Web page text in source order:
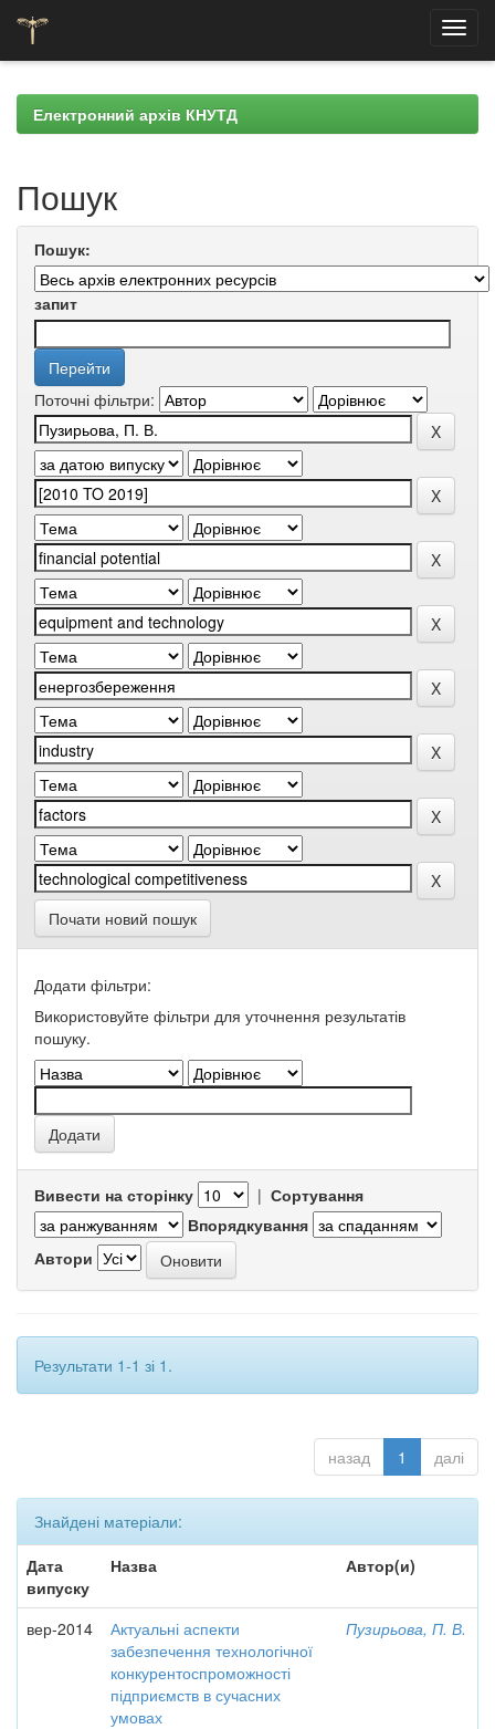
navigationЕлектронний архів КНУТД
Пошук
Пошук:
запит
Поточні фільтри:
Почати новий пошук
Додати фільтри:
Використовуйте фільтри для уточнення результатів
пошуку.
Вивести на сторінку | Сортування
Впорядкування
Автори
Результати 1-1 зі 1.
назад 1 далі
Знайдені матеріали:
Дата
випуску
Назва Автор(и)
вер-2014
Актуальні аспекти
забезпечення технологічної
конкурентоспроможності
підприємств в сучасних
умовах
Пузирьова, П. В.